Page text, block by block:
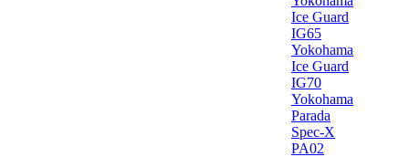
Ice Guard
IG65
Yokohama
Ice Guard
IG70
Yokohama
Parada
Spec-X
PA02